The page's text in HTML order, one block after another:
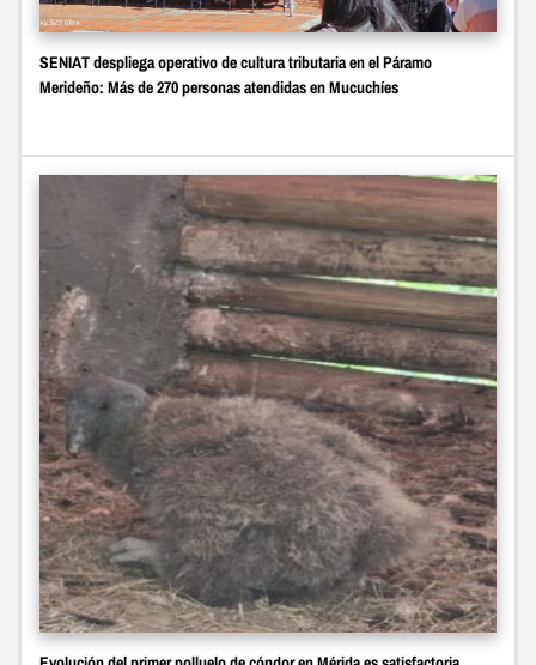
SENIAT despliega operativo de cultura tributaria en el Páramo
Merideño: Más de 270 personas atendidas en Mucuchíes